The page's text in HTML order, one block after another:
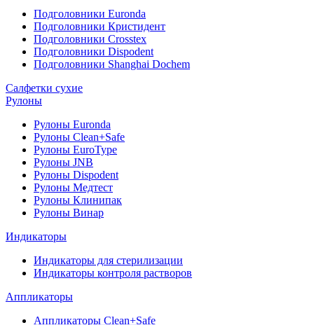
Подголовники Euronda
Подголовники Кристидент
Подголовники Crosstex
Подголовники Dispodent
Подголовники Shanghai Dochem
Салфетки сухие
Рулоны
Рулоны Euronda
Рулоны Clean+Safe
Рулоны EuroType
Рулоны JNB
Рулоны Dispodent
Рулоны Медтест
Рулоны Клинипак
Рулоны Винар
Индикаторы
Индикаторы для стерилизации
Индикаторы контроля растворов
Аппликаторы
Аппликаторы Clean+Safe